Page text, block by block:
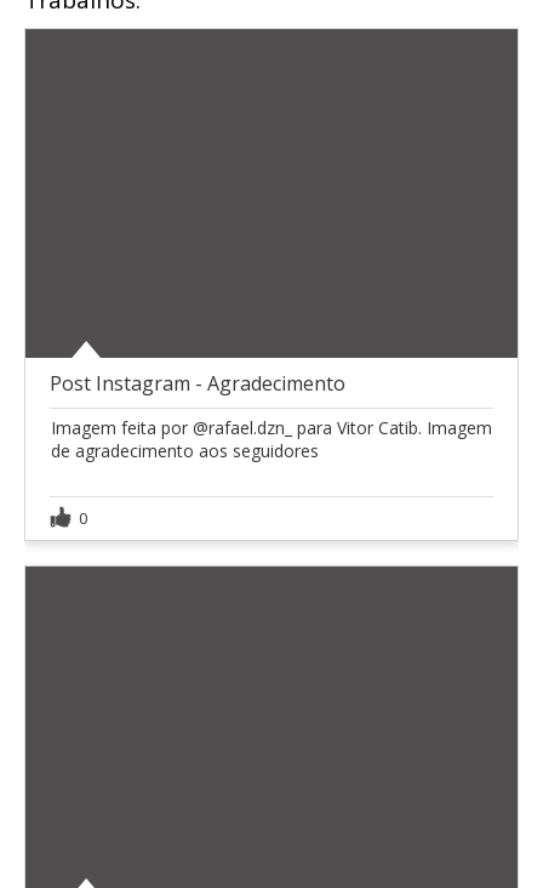
Post Instagram - Agradecimento
Imagem feita por @rafael.dzn_ para Vitor Catib. Imagem
de agradecimento aos seguidores
0